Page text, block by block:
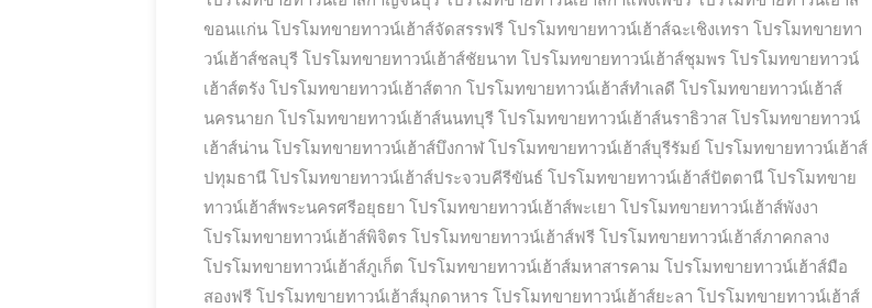
ขอนแก่น โปรโมทขายทาวน์เฮ้าส์จัดสรรฟรี โปรโมทขายทาวน์เฮ้าส์ฉะเชิงเทรา โปรโมทขายทา
วน์เฮ้าส์ชลบุรี โปรโมทขายทาวน์เฮ้าส์ชัยนาท โปรโมทขายทาวน์เฮ้าส์ชุมพร โปรโมทขายทาวน์
เฮ้าส์ตรัง โปรโมทขายทาวน์เฮ้าส์ตาก โปรโมทขายทาวน์เฮ้าส์ทำเลดี โปรโมทขายทาวน์เฮ้าส์
นครนายก โปรโมทขายทาวน์เฮ้าส์นนทบุรี โปรโมทขายทาวน์เฮ้าส์นราธิวาส โปรโมทขายทาวน์
เฮ้าส์น่าน โปรโมทขายทาวน์เฮ้าส์บึงกาฬ โปรโมทขายทาวน์เฮ้าส์บุรีรัมย์ โปรโมทขายทาวน์เฮ้าส์
ปทุมธานี โปรโมทขายทาวน์เฮ้าส์ประจวบคีรีขันธ์ โปรโมทขายทาวน์เฮ้าส์ปัตตานี โปรโมทขาย
ทาวน์เฮ้าส์พระนครศรีอยุธยา โปรโมทขายทาวน์เฮ้าส์พะเยา โปรโมทขายทาวน์เฮ้าส์พังงา
โปรโมทขายทาวน์เฮ้าส์พิจิตร โปรโมทขายทาวน์เฮ้าส์ฟรี โปรโมทขายทาวน์เฮ้าส์ภาคกลาง
โปรโมทขายทาวน์เฮ้าส์ภูเก็ต โปรโมทขายทาวน์เฮ้าส์มหาสารคาม โปรโมทขายทาวน์เฮ้าส์มือ
สองฟรี โปรโมทขายทาวน์เฮ้าส์มุกดาหาร โปรโมทขายทาวน์เฮ้าส์ยะลา โปรโมทขายทาวน์เฮ้าส์